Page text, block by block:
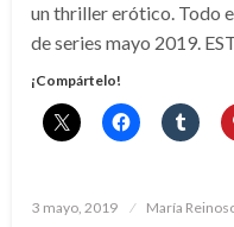
un thriller erótico. Todo
de series mayo 2019.
¡Compártelo!
Publicado
3 mayo, 2019 María